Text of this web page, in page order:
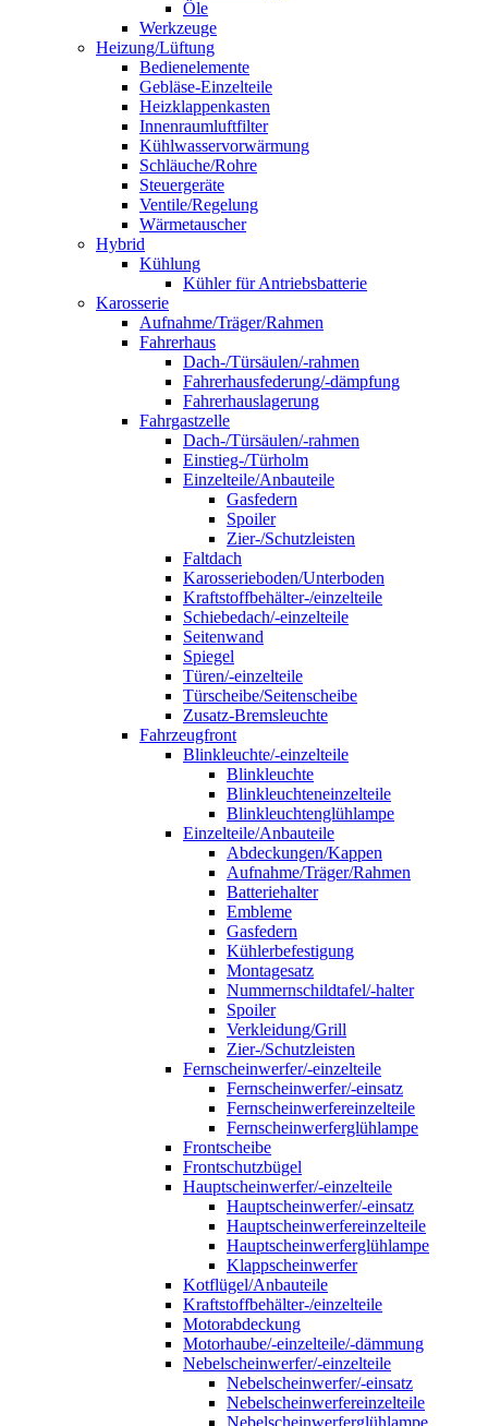
Öle
Werkzeuge
Heizung/Lüftung
Bedienelemente
Gebläse-Einzelteile
Heizklappenkasten
Innenraumluftfilter
Kühlwasservorwärmung
Schläuche/Rohre
Steuergeräte
Ventile/Regelung
Wärmetauscher
Hybrid
Kühlung
Kühler für Antriebsbatterie
Karosserie
Aufnahme/Träger/Rahmen
Fahrerhaus
Dach-/Türsäulen/-rahmen
Fahrerhausfederung/-dämpfung
Fahrerhauslagerung
Fahrgastzelle
Dach-/Türsäulen/-rahmen
Einstieg-/Türholm
Einzelteile/Anbauteile
Gasfedern
Spoiler
Zier-/Schutzleisten
Faltdach
Karosserieboden/Unterboden
Kraftstoffbehälter-/einzelteile
Schiebedach/-einzelteile
Seitenwand
Spiegel
Türen/-einzelteile
Türscheibe/Seitenscheibe
Zusatz-Bremsleuchte
Fahrzeugfront
Blinkleuchte/-einzelteile
Blinkleuchte
Blinkleuchteneinzelteile
Blinkleuchtenglühlampe
Einzelteile/Anbauteile
Abdeckungen/Kappen
Aufnahme/Träger/Rahmen
Batteriehalter
Embleme
Gasfedern
Kühlerbefestigung
Montagesatz
Nummernschildtafel/-halter
Spoiler
Verkleidung/Grill
Zier-/Schutzleisten
Fernscheinwerfer/-einzelteile
Fernscheinwerfer/-einsatz
Fernscheinwerfereinzelteile
Fernscheinwerferglühlampe
Frontscheibe
Frontschutzbügel
Hauptscheinwerfer/-einzelteile
Hauptscheinwerfer/-einsatz
Hauptscheinwerfereinzelteile
Hauptscheinwerferglühlampe
Klappscheinwerfer
Kotflügel/Anbauteile
Kraftstoffbehälter-/einzelteile
Motorabdeckung
Motorhaube/-einzelteile/-dämmung
Nebelscheinwerfer/-einzelteile
Nebelscheinwerfer/-einsatz
Nebelscheinwerfereinzelteile
Nebelscheinwerferglühlampe